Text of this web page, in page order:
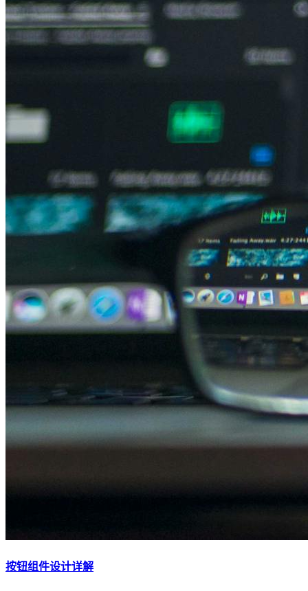
按钮组件设计详解